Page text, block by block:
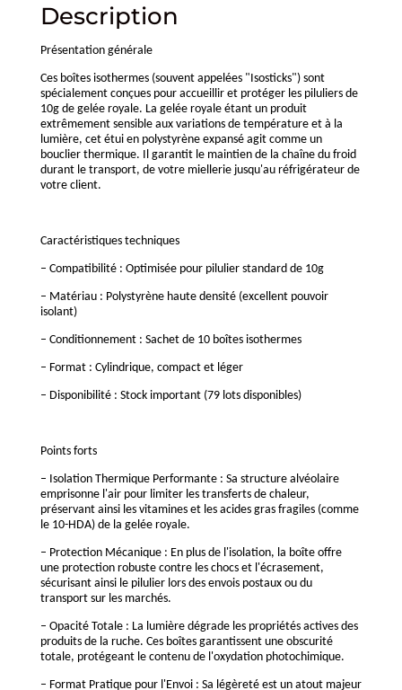
Description
Présentation générale
Ces boîtes isothermes (souvent appelées "Isosticks") sont
spécialement conçues pour accueillir et protéger les piluliers de
10g de gelée royale. La gelée royale étant un produit
extrêmement sensible aux variations de température et à la
lumière, cet étui en polystyrène expansé agit comme un
bouclier thermique. Il garantit le maintien de la chaîne du froid
durant le transport, de votre miellerie jusqu'au réfrigérateur de
votre client.
Caractéristiques techniques
– Compatibilité : Optimisée pour pilulier standard de 10g
– Matériau : Polystyrène haute densité (excellent pouvoir
isolant)
– Conditionnement : Sachet de 10 boîtes isothermes
– Format : Cylindrique, compact et léger
– Disponibilité : Stock important (79 lots disponibles)
Points forts
– Isolation Thermique Performante : Sa structure alvéolaire
emprisonne l'air pour limiter les transferts de chaleur,
préservant ainsi les vitamines et les acides gras fragiles (comme
le 10-HDA) de la gelée royale.
– Protection Mécanique : En plus de l'isolation, la boîte offre
une protection robuste contre les chocs et l'écrasement,
sécurisant ainsi le pilulier lors des envois postaux ou du
transport sur les marchés.
– Opacité Totale : La lumière dégrade les propriétés actives des
produits de la ruche. Ces boîtes garantissent une obscurité
totale, protégeant le contenu de l'oxydation photochimique.
– Format Pratique pour l'Envoi : Sa légèreté est un atout majeur